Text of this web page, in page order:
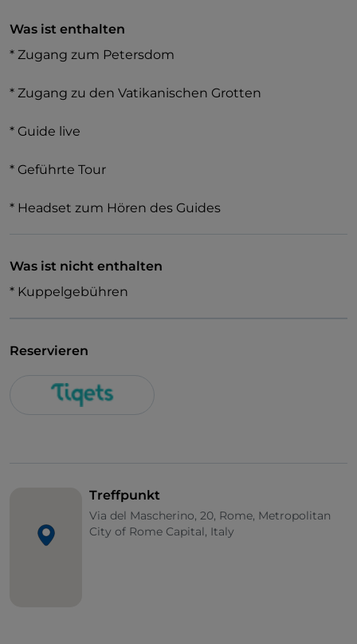
Was ist enthalten
* Zugang zum Petersdom
* Zugang zu den Vatikanischen Grotten
* Guide live
* Geführte Tour
* Headset zum Hören des Guides
Was ist nicht enthalten
* Kuppelgebühren
Reservieren
Treffpunkt
Via del Mascherino, 20, Rome, Metropolitan
City of Rome Capital, Italy